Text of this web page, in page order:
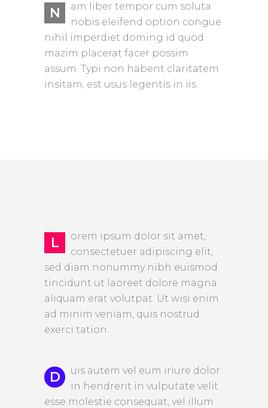
N
am liber tempor cum soluta
nobis eleifend option congue
nihil imperdiet doming id quod
mazim placerat facer possim
assum. Typi non habent claritatem
insitam; est usus legentis in iis.
L
orem ipsum dolor sit amet,
consectetuer adipiscing elit,
sed diam nonummy nibh euismod
tincidunt ut laoreet dolore magna
aliquam erat volutpat. Ut wisi enim
ad minim veniam, quis nostrud
exerci tation.
D
uis autem vel eum iriure dolor
in hendrerit in vulputate velit
esse molestie consequat, vel illum